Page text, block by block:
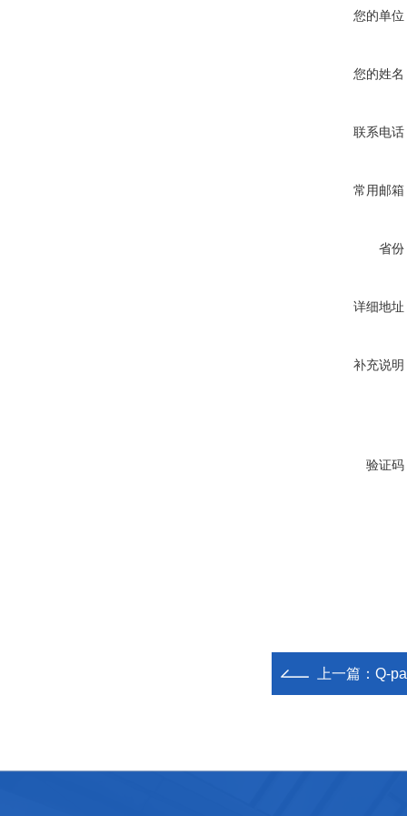
您的单位
您的姓名
联系电话
常用邮箱
省份
详细地址
补充说明
验证码
上一篇： Q-